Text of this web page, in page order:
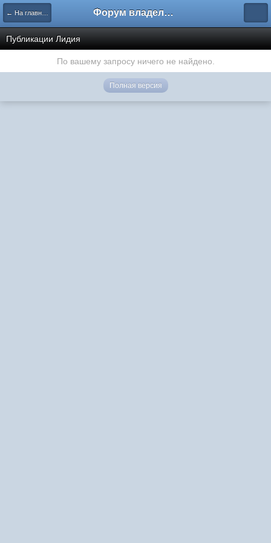
← На главную Форум владельцев интернет-магазинов
Публикации Лидия
По вашему запросу ничего не найдено.
Полная версия